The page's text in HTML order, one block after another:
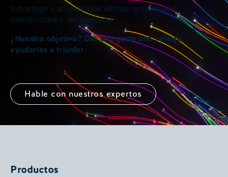
Advantage y acceda a las últimas tendencias y
oportunidades del mercado.
¿Nuestro objetivo? Dar a la gente una ventaja,
ayudarles a triunfar.
Hable con nuestros expertos
Productos